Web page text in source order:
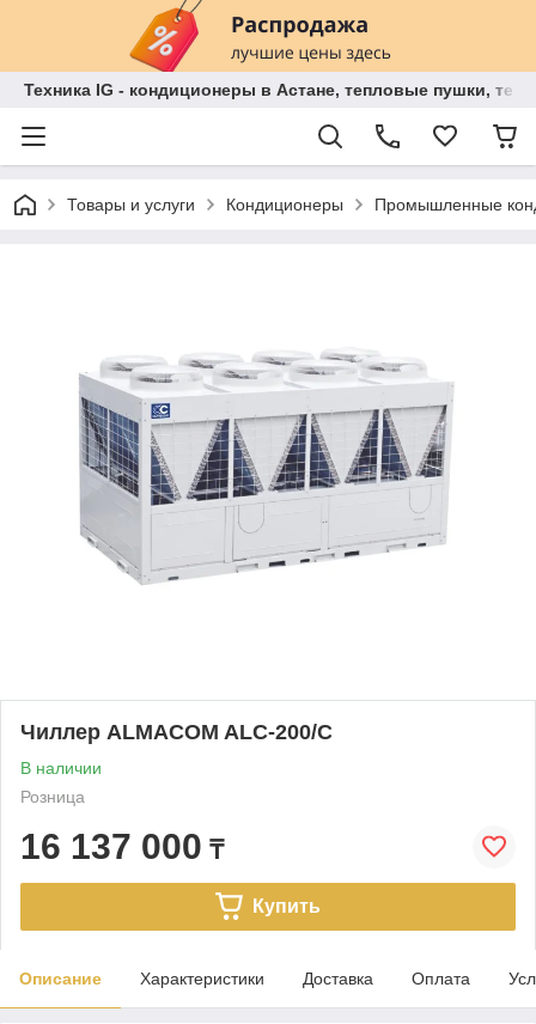
Техника IG - кондиционеры в Астане, тепловые пушки,
Товары и услуги Кондиционеры Промышленные
Чиллер ALMACOM ALC-200/C
В наличии
Розница
16 137 000 ₸
Купить
Описание Характеристики Доставка Оплата